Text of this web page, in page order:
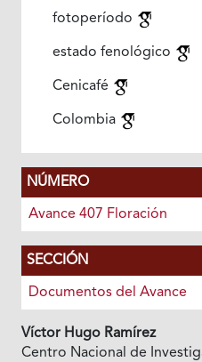
fotoperíodo
estado fenológico
Cenicafé
Colombia
NÚMERO
Avance 407 Floración
SECCIÓN
Documentos del Avance
Víctor Hugo Ramírez
Centro Nacional de